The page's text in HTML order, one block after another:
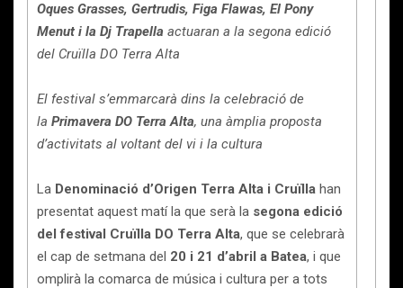
Oques Grasses, Gertrudis, Figa Flawas, El Pony
Menut i la Dj Trapella actuaran a la segona edició
del Cruïlla DO Terra Alta
El festival s’emmarcarà dins la celebració de
la Primavera DO Terra Alta, una àmplia proposta
d’activitats al voltant del vi i la cultura
La Denominació d’Origen Terra Alta i Cruïlla han
presentat aquest matí la que serà la segona edició
del festival Cruïlla DO Terra Alta, que se celebrarà
el cap de setmana del 20 i 21 d’abril a Batea, i que
omplirà la comarca de música i cultura per a tots